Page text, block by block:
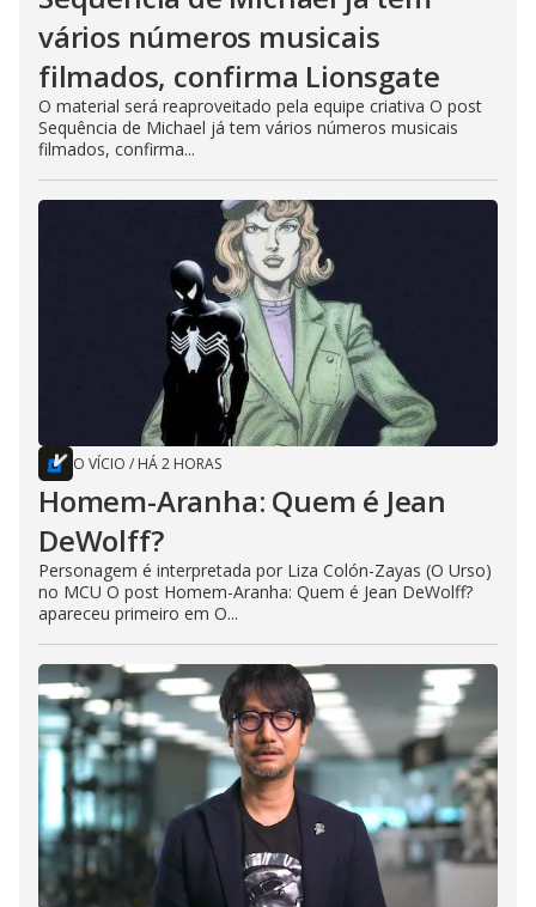
vários números musicais
filmados, confirma Lionsgate
O material será reaproveitado pela equipe criativa O post
Sequência de Michael já tem vários números musicais
filmados, confirma...
O VÍCIO / HÁ 2 HORAS
Homem-Aranha: Quem é Jean
DeWolff?
Personagem é interpretada por Liza Colón-Zayas (O Urso)
no MCU O post Homem-Aranha: Quem é Jean DeWolff?
apareceu primeiro em O...